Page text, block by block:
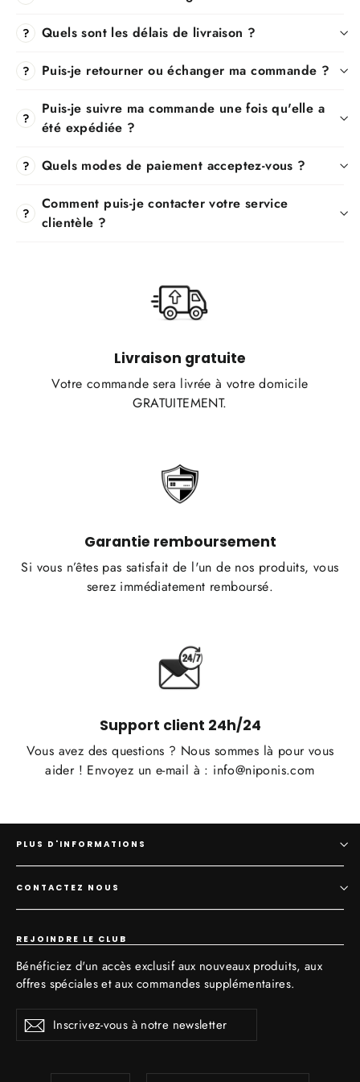
? Quels sont les délais de livraison ?
? Puis-je retourner ou échanger ma commande ?
?
Puis-je suivre ma commande une fois qu'elle a
été expédiée ?
? Quels modes de paiement acceptez-vous ?
?
Comment puis-je contacter votre service
clientèle ?
Livraison gratuite
Votre commande sera livrée à votre domicile
GRATUITEMENT.
Garantie remboursement
Si vous n’êtes pas satisfait de l'un de nos produits, vous
serez immédiatement remboursé.
Support client 24h/24
Vous avez des questions ? Nous sommes là pour vous
aider ! Envoyez un e-mail à : info@niponis.com
PLUS D'INFORMATIONS
CONTACTEZ NOUS
REJOINDRE LE CLUB
Bénéficiez d'un accès exclusif aux nouveaux produits, aux
offres spéciales et aux commandes supplémentaires.
Inscrivez-
vous
newsletter
S'inscrire